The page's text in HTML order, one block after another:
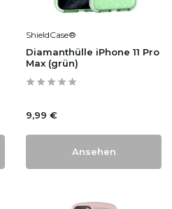
ShieldCase®
Diamanthülle iPhone 11 Pro
Max (grün)
9,99 €
Ansehen